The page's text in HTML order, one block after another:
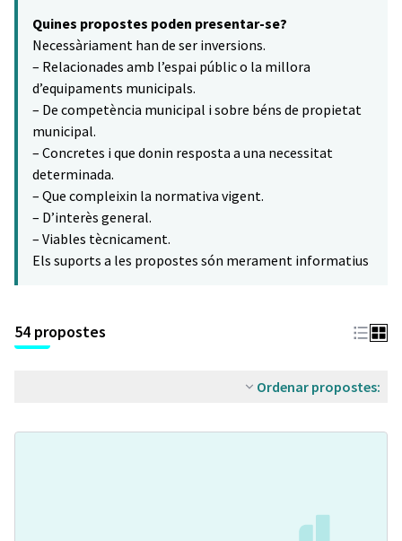
−
Quines propostes poden presentar-se?
Necessàriament han de ser inversions.
– Relacionades amb l’espai públic o la millora
d’equipaments municipals.
– De competència municipal i sobre béns de propietat
municipal.
– Concretes i que donin resposta a una necessitat
determinada.
– Que compleixin la normativa vigent.
– D’interès general.
– Viables tècnicament.
Els suports a les propostes són merament informatius
54 propostes
Ordenar propostes: